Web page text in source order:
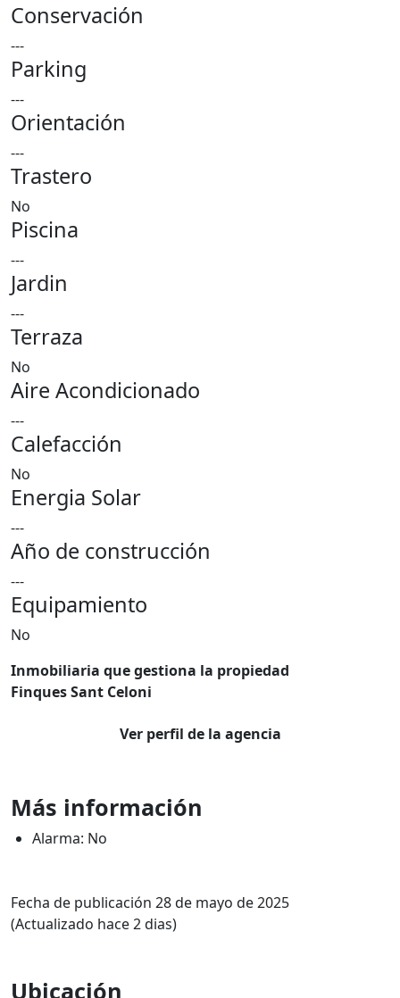
Conservación
---
Parking
---
Orientación
---
Trastero
No
Piscina
---
Jardin
---
Terraza
No
Aire Acondicionado
---
Calefacción
No
Energia Solar
---
Año de construcción
---
Equipamiento
No
Inmobiliaria que gestiona la propiedad
Finques Sant Celoni
Ver perfil de la agencia
Más información
Alarma: No
Fecha de publicación 28 de mayo de 2025
(Actualizado hace 2 dias)
Ubicación